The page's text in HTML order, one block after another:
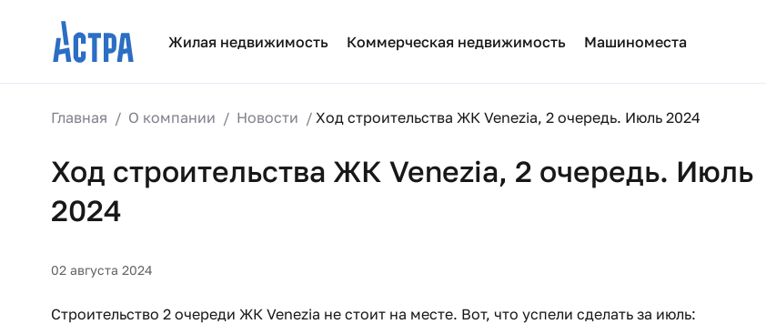
Жилая недвижимость Коммерческая недвижимость Машиноместа
Главная О компании Новости Ход строительства ЖК Venezia, 2 очередь. Июль 2024
Ход строительства ЖК Venezia, 2 очередь. Июль
2024
02 августа 2024
Строительство 2 очереди ЖК Venezia не стоит на месте. Вот, что успели сделать за июль: